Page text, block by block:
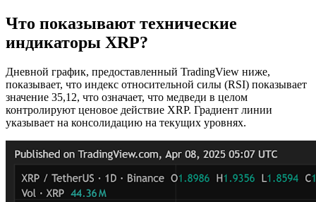
Что показывают технические
индикаторы XRP?
Дневной график, предоставленный TradingView ниже,
показывает, что индекс относительной силы (RSI) показывает
значение 35,12, что означает, что медведи в целом
контролируют ценовое действие XRP. Градиент линии
указывает на консолидацию на текущих уровнях.